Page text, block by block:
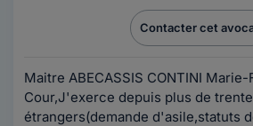
Contacter cet
Maitre ABECASSIS CONTINI
Cour,J'exerce depuis plus de
étrangers(demande d'asile,statuts